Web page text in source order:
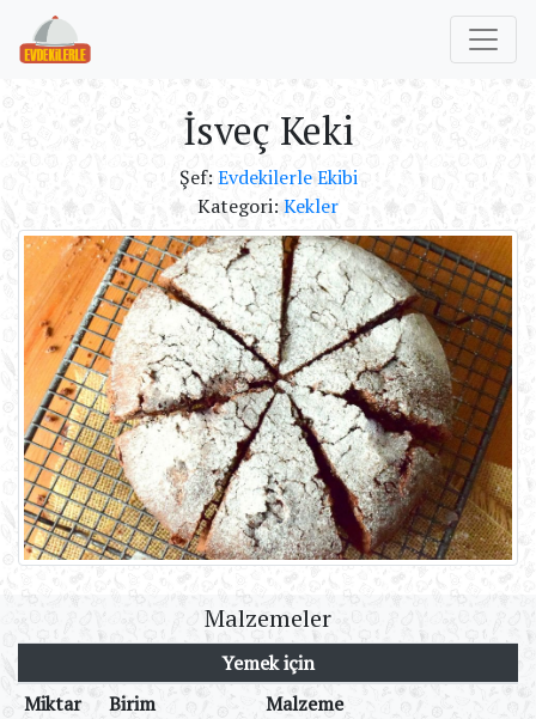
İsveç Keki
Şef: Evdekilerle Ekibi
Kategori:Kekler
Malzemeler
Yemek için
Miktar
Birim
Malzeme